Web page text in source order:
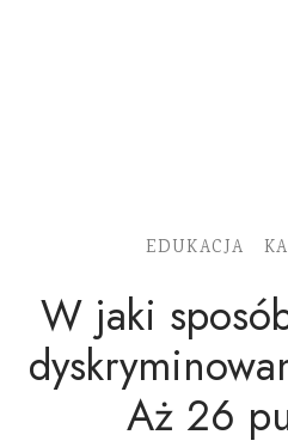
EDUKACJA
W jaki
Aż 26